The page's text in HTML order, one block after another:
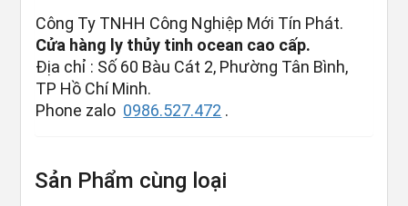
Công Ty TNHH Công Nghiệp Mới Tín Phát.
Cửa hàng ly thủy tinh ocean cao cấp.
Địa chỉ : Số 60 Bàu Cát 2, Phường Tân Bình,
TP Hồ Chí Minh.
Phone zalo 0986.527.472 .
Sản Phẩm cùng loại